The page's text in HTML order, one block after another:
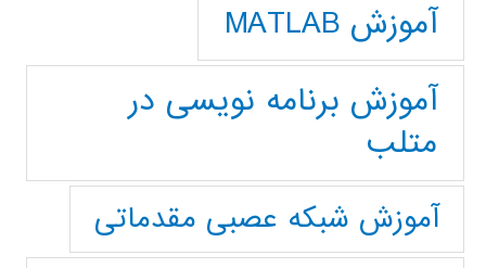
آموزش MATLAB
آموزش برنامه نویسی در
متلب
آموزش شبکه عصبی مقدماتی